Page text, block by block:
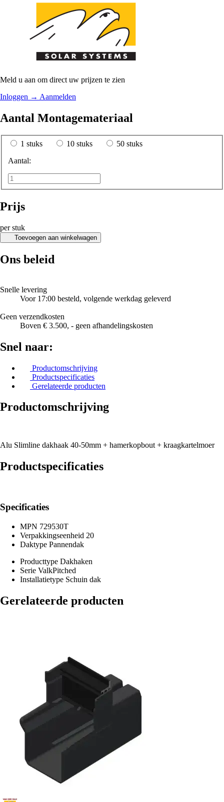
Meld u aan om direct uw prijzen te zien
Inloggen → Aanmelden
Aantal Montagemateriaal
1 stuks 10 stuks
50 stuks
Aantal:
Prijs
per stuk
Toevoegen aan winkelwagen
Ons beleid
Snelle levering
Voor 17:00 besteld, volgende werkdag geleverd
Geen verzendkosten
Boven € 3.500, - geen afhandelingskosten
Snel naar:
Productomschrijving
Productspecificaties
Gerelateerde producten
Productomschrijving
Alu Slimline dakhaak 40-50mm + hamerkopbout + kraagkartelmoer
Productspecificaties
Specificaties
MPN 729530T
Verpakkingseenheid 20
Daktype Pannendak
Producttype Dakhaken
Serie ValkPitched
Installatietype Schuin dak
Gerelateerde producten